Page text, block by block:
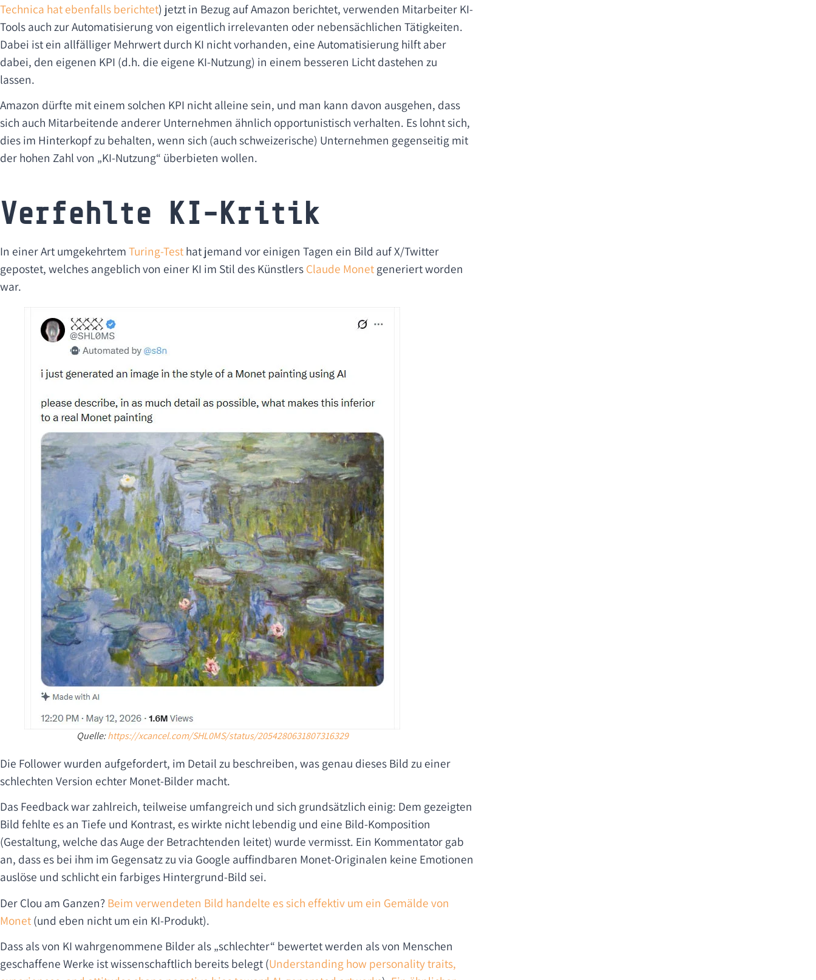
Technica hat ebenfalls berichtet) jetzt in Bezug auf Amazon berichtet, verwenden Mitarbeiter KI-
Tools auch zur Automatisierung von eigentlich irrelevanten oder nebensächlichen Tätigkeiten.
Dabei ist ein allfälliger Mehrwert durch KI nicht vorhanden, eine Automatisierung hilft aber
dabei, den eigenen KPI (d.h. die eigene KI-Nutzung) in einem besseren Licht dastehen zu
lassen.
Amazon dürfte mit einem solchen KPI nicht alleine sein, und man kann davon ausgehen, dass
sich auch Mitarbeitende anderer Unternehmen ähnlich opportunistisch verhalten. Es lohnt sich,
dies im Hinterkopf zu behalten, wenn sich (auch schweizerische) Unternehmen gegenseitig mit
der hohen Zahl von „KI-Nutzung“ überbieten wollen.
Verfehlte KI-Kritik
In einer Art umgekehrtemTuring-Testhat jemand vor einigen Tagen ein Bild auf X/Twitter
gepostet, welches angeblich von einer KI im Stil des KünstlersClaude Monetgeneriert worden
war.
Quelle:https://xcancel.com/SHL0MS/status/2054280631807316329
Die Follower wurden aufgefordert, im Detail zu beschreiben, was genau dieses Bild zu einer
schlechten Version echter Monet-Bilder macht.
Das Feedback war zahlreich, teilweise umfangreich und sich grundsätzlich einig: Dem gezeigten
Bild fehlte es an Tiefe und Kontrast, es wirkte nicht lebendig und eine Bild-Komposition
(Gestaltung, welche das Auge der Betrachtenden leitet) wurde vermisst. Ein Kommentator gab
an, dass es bei ihm im Gegensatz zu via Google auffindbaren Monet-Originalen keine Emotionen
auslöse und schlicht ein farbiges Hintergrund-Bild sei.
Der Clou am Ganzen?Beim verwendeten Bild handelte es sich effektiv um ein Gemälde von
Monet(und eben nicht um ein KI-Produkt).
Dass als von KI wahrgenommene Bilder als „schlechter“ bewertet werden als von Menschen
geschaffene Werke ist wissenschaftlich bereits belegt (Understanding how personality traits,